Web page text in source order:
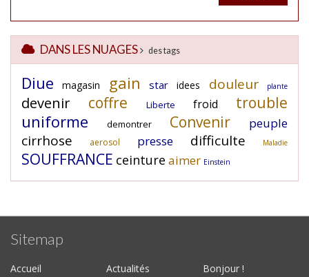
DANS LES NUAGES des tags
Diue magasin gain star idees douleur plante
devenir coffre Liberte froid trouble
uniforme demontrer Convenir peuple
cirrhose aerosol presse difficulte Maladie
SOUFFRANCE ceinture aimer Einstein
Sitemap
Accueil Actualités
Bonjour !